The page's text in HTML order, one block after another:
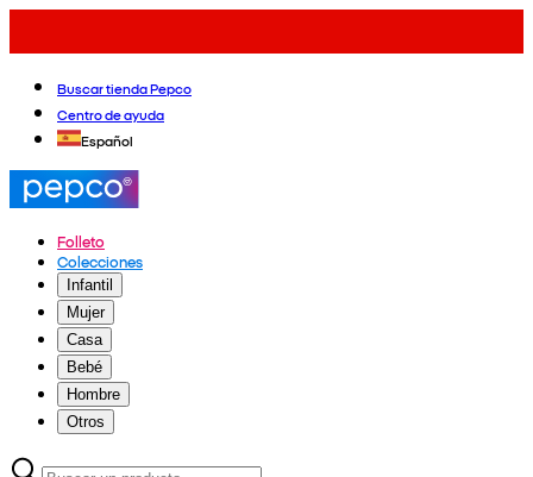
Buscar tienda Pepco
Centro de ayuda
Español
Folleto
Colecciones
Infantil
Mujer
Casa
Bebé
Hombre
Otros